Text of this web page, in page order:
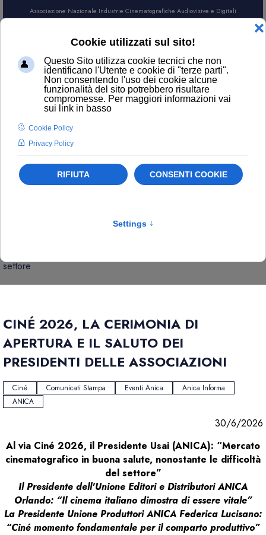
Associazione Nazionale Industrie Cinematografiche Audiovisive e Digitali
CERCA
settore
CINÉ 2026, LA CERIMONIA DI
APERTURA E IL SALUTO DEI
PRESIDENTI DELLE ASSOCIAZIONI
Ciné Comunicati Stampa Eventi Anica
Anica Informa
ANICA
30/6/2026
Al via Ciné 2026, il Presidente Usai (ANICA): “Mercato
cinematografico in buona salute, nonostante le difficoltà
del settore”
Il Presidente dell'Unione Editori e Distributori ANICA
Orlando: “Il cinema italiano dimostra di essere vitale”
La Presidente Unione Produttori ANICA Federica Lucisano:
“Ciné momento fondamentale per il comparto produttivo”